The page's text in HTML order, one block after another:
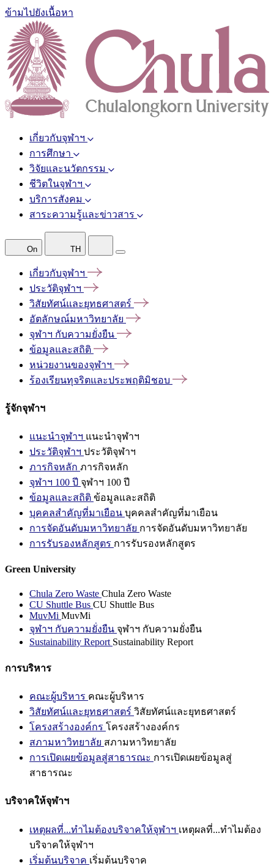
ข้ามไปยังเนื้อหา
เกี่ยวกับจุฬาฯ
การศึกษา
วิจัยและนวัตกรรม
ชีวิตในจุฬาฯ
บริการสังคม
สาระความรู้และข่าวสาร
On TH
เกี่ยวกับจุฬาฯ
ประวัติจุฬาฯ
วิสัยทัศน์และยุทธศาสตร์
อัตลักษณ์มหาวิทยาลัย
จุฬาฯ กับความยั่งยืน
ข้อมูลและสถิติ
หน่วยงานของจุฬาฯ
ร้องเรียนทุจริตและประพฤติมิชอบ
รู้จักจุฬาฯ
แนะนำจุฬาฯ แนะนำจุฬาฯ
ประวัติจุฬาฯ ประวัติจุฬาฯ
ภารกิจหลัก ภารกิจหลัก
จุฬาฯ 100 ปี จุฬาฯ 100 ปี
ข้อมูลและสถิติ ข้อมูลและสถิติ
บุคคลสำคัญที่มาเยือน บุคคลสำคัญที่มาเยือน
การจัดอันดับมหาวิทยาลัย การจัดอันดับมหาวิทยาลัย
การรับรองหลักสูตร การรับรองหลักสูตร
Green University
Chula Zero Waste Chula Zero Waste
CU Shuttle Bus CU Shuttle Bus
MuvMi MuvMi
จุฬาฯ กับความยั่งยืน จุฬาฯ กับความยั่งยืน
Sustainability Report Sustainability Report
การบริหาร
คณะผู้บริหาร คณะผู้บริหาร
วิสัยทัศน์และยุทธศาสตร์ วิสัยทัศน์และยุทธศาสตร์
โครงสร้างองค์กร โครงสร้างองค์กร
สภามหาวิทยาลัย สภามหาวิทยาลัย
การเปิดเผยข้อมูลสู่สาธารณะ การเปิดเผยข้อมูลสู่
สาธารณะ
บริจาคให้จุฬาฯ
เหตุผลที่...ทำไมต้องบริจาคให้จุฬาฯ เหตุผลที่...ทำไมต้อง
บริจาคให้จุฬาฯ
เริ่มต้นบริจาค เริ่มต้นบริจาค